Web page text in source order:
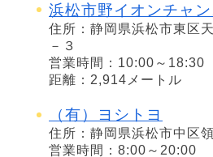
浜松市野イオンチャ
住所：静岡県浜松市東区
－３
営業時間：10:00～18:30
距離：2,914メートル
（有）ヨシトヨ
住所：静岡県浜松市中区
営業時間：8:00～20:00